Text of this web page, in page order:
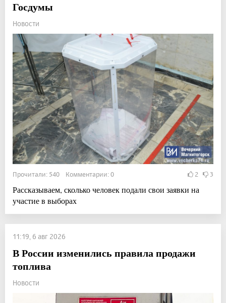
Госдумы
Новости
Прочитали: 540 Комментарии: 0 2 3
Рассказываем, сколько человек подали свои заявки на
участие в выборах
11:19, 6 авг 2026
В России изменились правила продажи
топлива
Новости